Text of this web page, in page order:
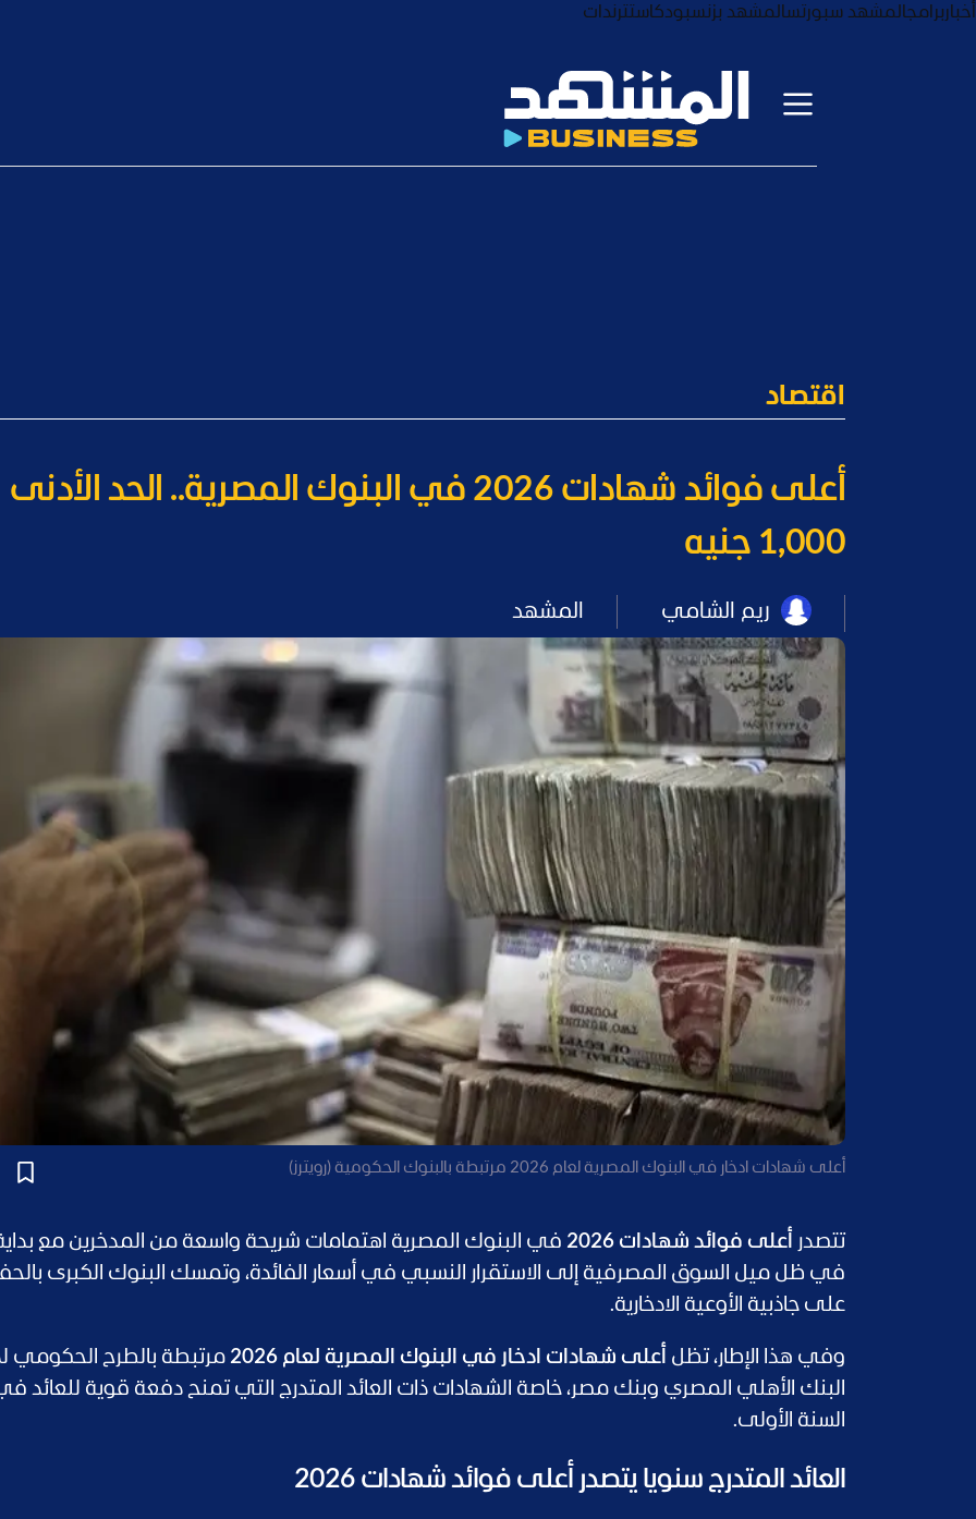
أخبار برامجالمشهد سبورتسالمشهد بزنسبودكاستترندات
اقتصاد
أعلى فوائد شهادات 2026 في البنوك المصرية.. الحد الأدنى
1,000 جنيه
ريم الشامي المشهد
أعلى شهادات ادخار في البنوك المصرية لعام 2026 مرتبطة بالبنوك الحكومية (رويترز)
تتصدر أعلى فوائد شهادات 2026
في البنوك المصرية اهتمامات شريحة واسعة من المدخرين مع بداية
في ظل ميل السوق المصرفية إلى الاستقرار النسبي في أسعار الفائدة، وتمسك البنوك الكبرى
على جاذبية الأوعية الادخارية.
وفي هذا الإطار، تظل أعلى شهادات ادخار في البنوك المصرية لعام 2026
مرتبطة بالطرح الحكومي
البنك الأهلي المصري وبنك مصر، خاصة الشهادات ذات العائد المتدرج التي تمنح دفعة قوية للعائد
السنة الأولى.
العائد المتدرج سنويا يتصدر أعلى فوائد شهادات 2026